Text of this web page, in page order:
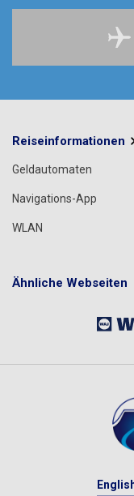
Reiseinformationen
Geldautomaten
Navigations-App
WLAN
Ähnliche Webseiten